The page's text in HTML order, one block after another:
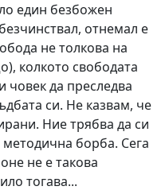
един безбожен
отнемал е
не толкова на
колкото свободата
човек да преследва
си. Не казвам, че
Ние трябва да си
борба. Сега
не е такова
тогава...